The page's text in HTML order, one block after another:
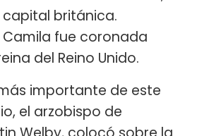
británica.
fue coronada
del Reino Unido.
importante de este
el arzobispo de